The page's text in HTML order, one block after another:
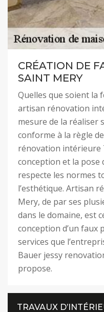
CRÉATION DE
SAINT MERY
Quelles que soient la
artisan rénovation
mesure de la réaliser
conforme à la règle
rénovation intérieure
conception et la pose
respecte les normes
l’esthétique. Artisan
Mery, de par ses
dans le domaine, est
conception d’un faux
services que
Bauer jessy
propose.
TRAVAUX